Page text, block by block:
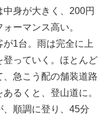
身が大きく、200円
ーマンス高い。
1台。雨は完全に上
っていく。ほとんど
急こう配の舗装道路
るくと、登山道に。
順調に登り、45分